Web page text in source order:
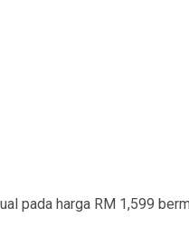
pada harga RM 1,599